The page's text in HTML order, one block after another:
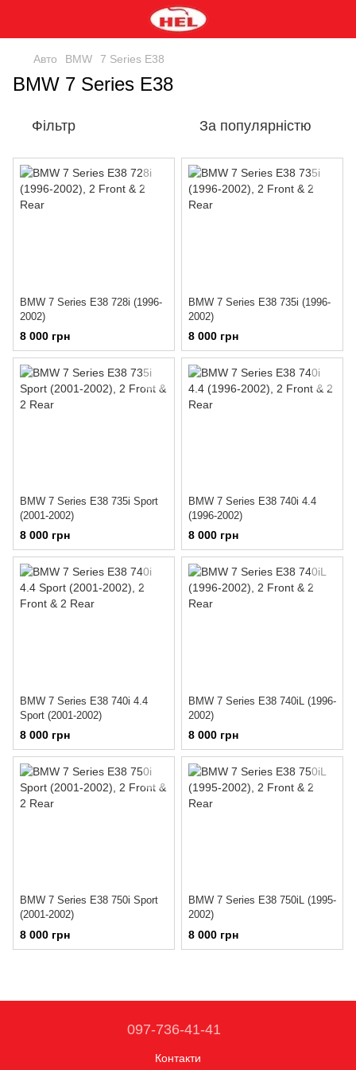
Авто BMW 7 Series E38
BMW 7 Series E38
Фільтр За популярністю
BMW 7 Series E38 728i (1996-
2002)
8 000 грн
BMW 7 Series E38 735i (1996-
2002)
8 000 грн
BMW 7 Series E38 735i Sport
(2001-2002)
8 000 грн
BMW 7 Series E38 740i 4.4
(1996-2002)
8 000 грн
BMW 7 Series E38 740i 4.4
Sport (2001-2002)
8 000 грн
BMW 7 Series E38 740iL (1996-
2002)
8 000 грн
BMW 7 Series E38 750i Sport
(2001-2002)
8 000 грн
BMW 7 Series E38 750iL (1995-
2002)
8 000 грн
097-736-41-41
Контакти